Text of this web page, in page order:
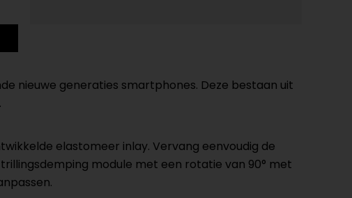
nieuwe generaties smartphones. Deze bestaan uit
elastomeer inlay. Vervang eenvoudig de
module met een rotatie van 90° met